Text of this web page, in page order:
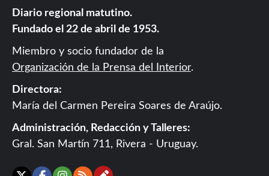
Diario regional matutino.
Fundado el 22 de abril de 1953.
Miembro y socio fundador de la
Organización de la Prensa del Interior.
Directora:
María del Carmen Pereira Soares de Araújo.
Administración, Redacción y Talleres:
Gral. San Martín 711, Rivera - Uruguay.